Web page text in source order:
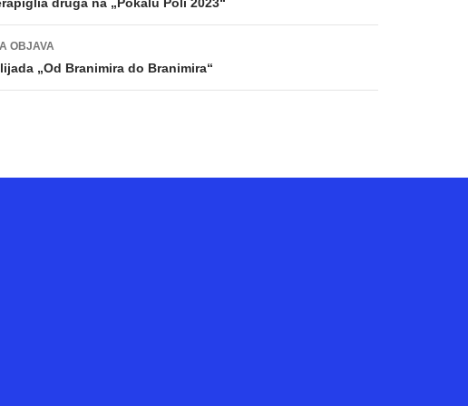
OBJAVA
„Od Branimira do Branimira“